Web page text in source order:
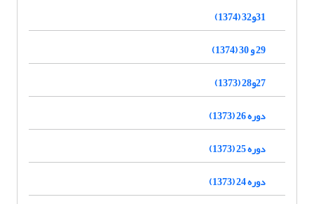
31و32 (1374)
29 و 30 (1374)
27و28 (1373)
دوره 26 (1373)
دوره 25 (1373)
دوره 24 (1373)